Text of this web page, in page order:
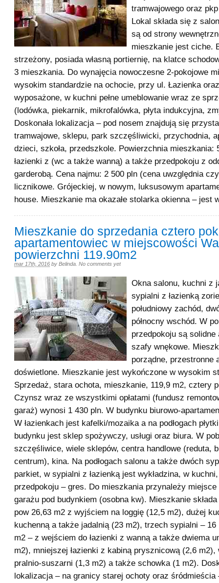
tramwajowego oraz
Lokal składa się z
są od strony
mieszkanie jest ciche.
strzeżony, posiada własną portiernię, na klatce
3 mieszkania. Do wynajęcia nowoczesne 2-pokojowe
wysokim standardzie na ochocie, przy ul. Łazienka
wyposażone, w kuchni pełne umeblowanie wraz ze
(lodówka, piekarnik, mikrofalówka, płyta indukcyjna,
Doskonała lokalizacja – pod nosem znajdują się
tramwajowe, sklepu, park szczęśliwicki, przychodnia,
dzieci, szkoła, przedszkole. Powierzchnia mieszkania:
łazienki z (wc a także wanną) a także przedpokoju z
garderobą. Cena najmu: 2 500 pln (cena uwzględnia
licznikowe. Grójeckiej, w nowym, luksusowym
house. Mieszkanie ma okazałe stolarka okienna – jest
Mieszkanie do sprzedania cztero
apartamentowiec w miejscowości
powierzchni 119.90m2
mar 17th, 2016 by Belinda No comments yet
Okna salonu, kuchni z
sypialni z łazienką
południowy zachód,
północny wschód. W
przedpokoju są solidne
szafy wnękowe.
porządne, przestronne
doświetlone. Mieszkanie jest wykończone w wysokim
Sprzedaż, stara ochota, mieszkanie, 119,9 m2, cztery
Czynsz wraz ze wszystkimi opłatami (fundusz
garaż) wynosi 1 430 pln. W budynku biurowo-
W łazienkach jest kafelki/mozaika a na podłogach
budynku jest sklep spożywczy, usługi oraz biura. W
szczęśliwice, wiele sklepów, centra handlowe (reduta,
centrum), kina. Na podłogach salonu a także dwóch
parkiet, w sypialni z łazienką jest wykładzina, w
przedpokoju – gres. Do mieszkania przynależy miejsce
garażu pod budynkiem (osobna kw). Mieszkanie
pow 26,63 m2 z wyjściem na loggię (12,5 m2), dużej
kuchenną a także jadalnią (23 m2), trzech sypialni – 16
m2 – z wejściem do łazienki z wanną a także dwiema
m2), mniejszej łazienki z kabiną prysznicową (2,6 m2),
pralnio-suszarni (1,3 m2) a także schowka (1 m2).
lokalizacja – na granicy starej ochoty oraz śródmieścia